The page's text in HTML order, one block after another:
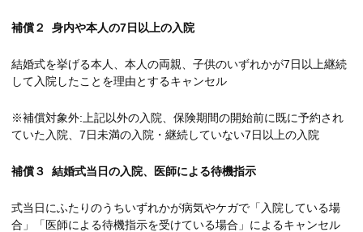
補償２ 身内や本人の7日以上の入院
結婚式を挙げる本人、本人の両親、子供のいずれかが7日以上継続
して入院したことを理由とするキャンセル
※補償対象外:上記以外の入院、保険期間の開始前に既に予約され
ていた入院、7日未満の入院・継続していない7日以上の入院
補償３ 結婚式当日の入院、医師による待機指示
式当日にふたりのうちいずれかが病気やケガで「入院している場
合」「医師による待機指示を受けている場合」によるキャンセル